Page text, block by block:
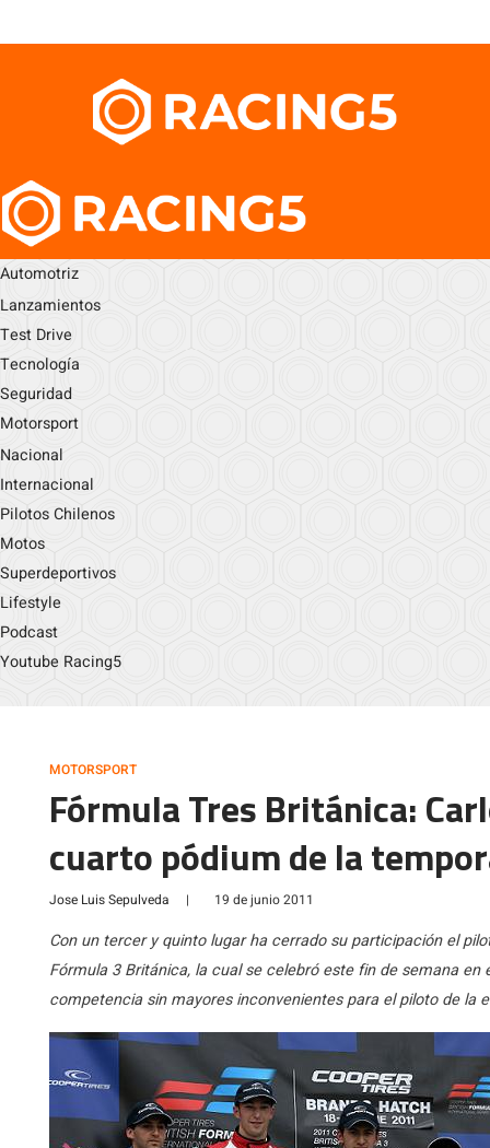
Automotriz
Lanzamientos
Test Drive
Tecnología
Seguridad
Motorsport
Nacional
Internacional
Pilotos Chilenos
Motos
Superdeportivos
Lifestyle
Podcast
Youtube Racing5
MOTORSPORT
Fórmula Tres Británica:
cuarto pódium de la
Jose Luis Sepulveda | 19 de junio 2011
Con un tercer y quinto lugar ha cerrado su participación el
Fórmula 3 Británica, la cual se celebró este fin de semana en
competencia sin mayores inconvenientes para el piloto de la